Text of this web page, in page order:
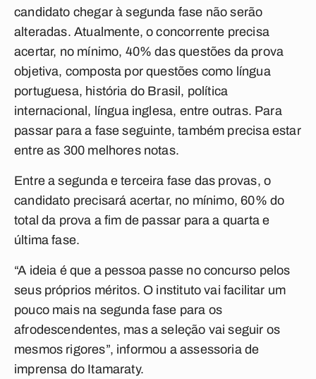
candidato chegar à segunda fase não serão
alteradas. Atualmente, o concorrente precisa
acertar, no mínimo, 40% das questões da prova
objetiva, composta por questões como língua
portuguesa, história do Brasil, política
internacional, língua inglesa, entre outras. Para
passar para a fase seguinte, também precisa estar
entre as 300 melhores notas.
Entre a segunda e terceira fase das provas, o
candidato precisará acertar, no mínimo, 60% do
total da prova a fim de passar para a quarta e
última fase.
“A ideia é que a pessoa passe no concurso pelos
seus próprios méritos. O instituto vai facilitar um
pouco mais na segunda fase para os
afrodescendentes, mas a seleção vai seguir os
mesmos rigores”, informou a assessoria de
imprensa do Itamaraty.